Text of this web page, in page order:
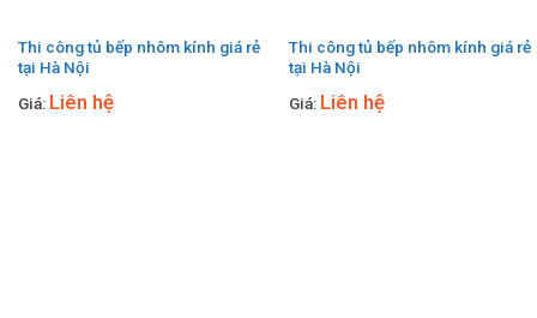
Thi công tủ bếp nhôm kính giá rẻ
tại Hà Nội
Giá: Liên hệ
Thi công tủ bếp nhôm kính giá rẻ
tại Hà Nội
Giá: Liên hệ